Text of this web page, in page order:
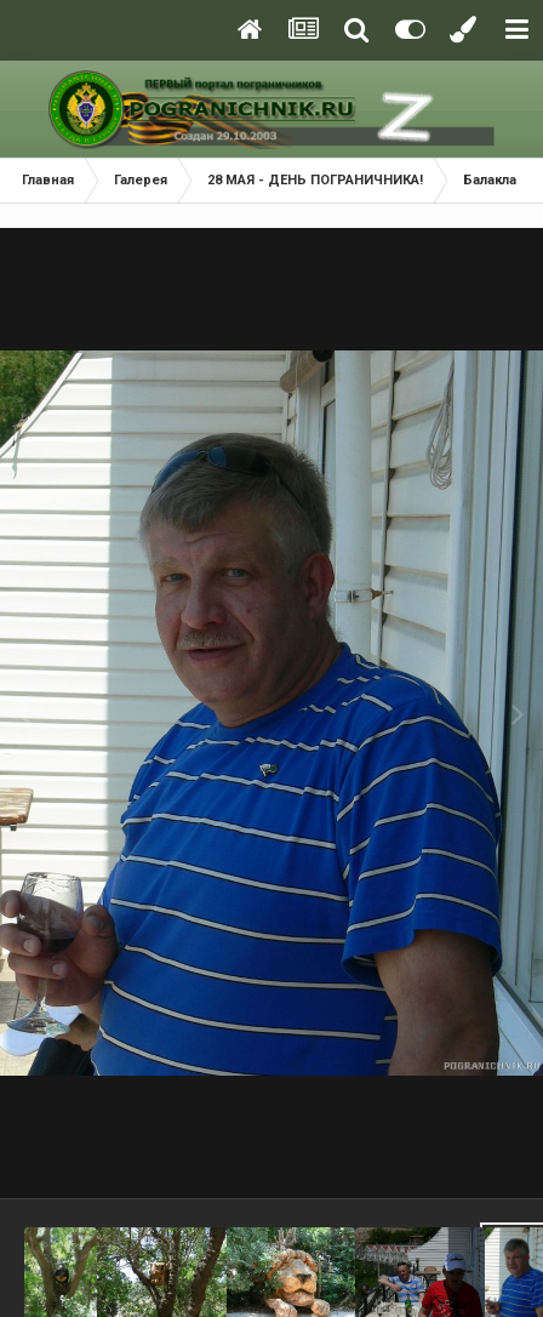
Главная Галерея 28 МАЯ - ДЕНЬ ПОГРАНИЧНИКА! Балаклава